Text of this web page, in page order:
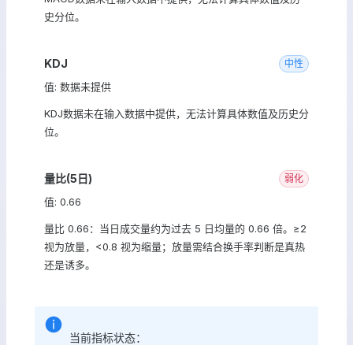
史分位。
KDJ 中性
值: 数据未提供
KDJ数据未在输入数据中提供，无法计算具体数值及历史分
位。
量比(5日) 弱化
值: 0.66
量比 0.66：当日成交量约为过去 5 日均量的 0.66 倍。≥2
视为放量，<0.8 视为缩量；放量需结合换手率判断是真热
还是诱多。
当前指标状态：